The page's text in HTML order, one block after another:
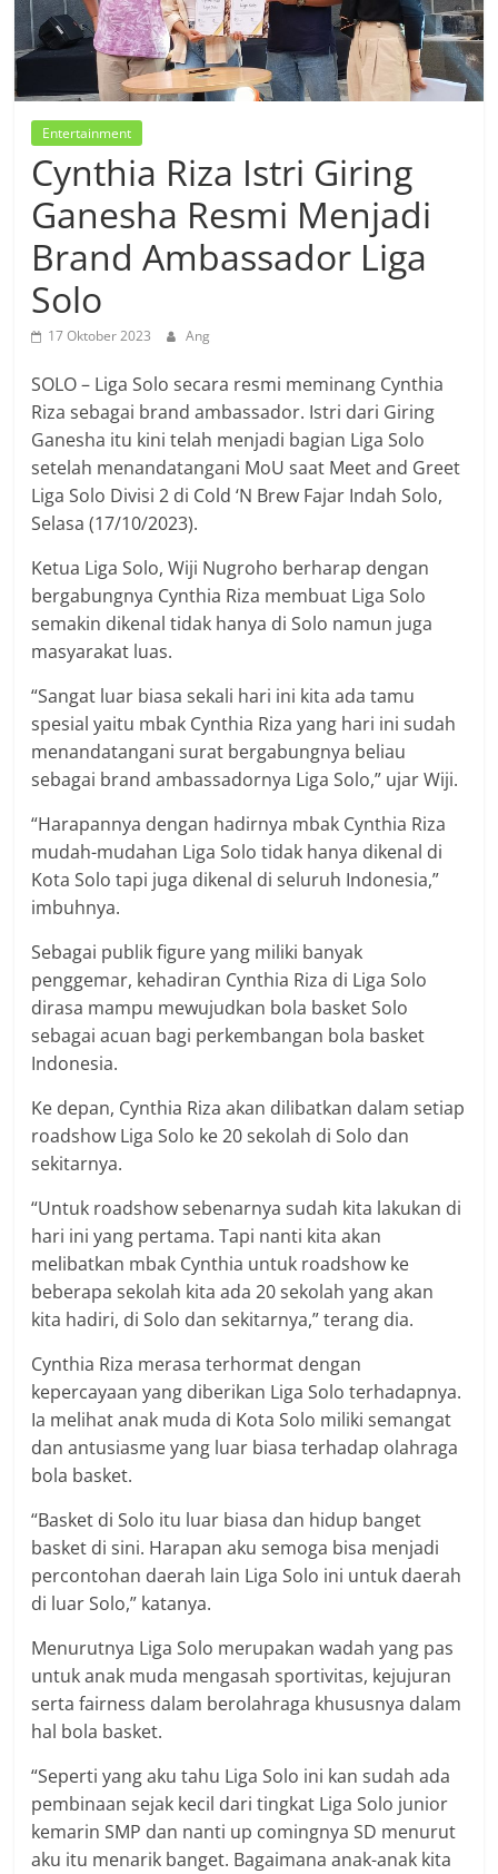
Entertainment
Cynthia Riza Istri Giring
Ganesha Resmi Menjadi
Brand Ambassador Liga
Solo
17 Oktober 2023 Ang
SOLO – Liga Solo secara resmi meminang Cynthia
Riza sebagai brand ambassador. Istri dari Giring
Ganesha itu kini telah menjadi bagian Liga Solo
setelah menandatangani MoU saat Meet and Greet
Liga Solo Divisi 2 di Cold ‘N Brew Fajar Indah Solo,
Selasa (17/10/2023).
Ketua Liga Solo, Wiji Nugroho berharap dengan
bergabungnya Cynthia Riza membuat Liga Solo
semakin dikenal tidak hanya di Solo namun juga
masyarakat luas.
“Sangat luar biasa sekali hari ini kita ada tamu
spesial yaitu mbak Cynthia Riza yang hari ini sudah
menandatangani surat bergabungnya beliau
sebagai brand ambassadornya Liga Solo,” ujar Wiji.
“Harapannya dengan hadirnya mbak Cynthia Riza
mudah-mudahan Liga Solo tidak hanya dikenal di
Kota Solo tapi juga dikenal di seluruh Indonesia,”
imbuhnya.
Sebagai publik figure yang miliki banyak
penggemar, kehadiran Cynthia Riza di Liga Solo
dirasa mampu mewujudkan bola basket Solo
sebagai acuan bagi perkembangan bola basket
Indonesia.
Ke depan, Cynthia Riza akan dilibatkan dalam setiap
roadshow Liga Solo ke 20 sekolah di Solo dan
sekitarnya.
“Untuk roadshow sebenarnya sudah kita lakukan di
hari ini yang pertama. Tapi nanti kita akan
melibatkan mbak Cynthia untuk roadshow ke
beberapa sekolah kita ada 20 sekolah yang akan
kita hadiri, di Solo dan sekitarnya,” terang dia.
Cynthia Riza merasa terhormat dengan
kepercayaan yang diberikan Liga Solo terhadapnya.
Ia melihat anak muda di Kota Solo miliki semangat
dan antusiasme yang luar biasa terhadap olahraga
bola basket.
“Basket di Solo itu luar biasa dan hidup banget
basket di sini. Harapan aku semoga bisa menjadi
percontohan daerah lain Liga Solo ini untuk daerah
di luar Solo,” katanya.
Menurutnya Liga Solo merupakan wadah yang pas
untuk anak muda mengasah sportivitas, kejujuran
serta fairness dalam berolahraga khususnya dalam
hal bola basket.
“Seperti yang aku tahu Liga Solo ini kan sudah ada
pembinaan sejak kecil dari tingkat Liga Solo junior
kemarin SMP dan nanti up comingnya SD menurut
aku itu menarik banget. Bagaimana anak-anak kita